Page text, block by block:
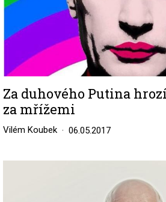
Za duhového Putina
za mřížemi
Vilém Koubek 06.05.2017